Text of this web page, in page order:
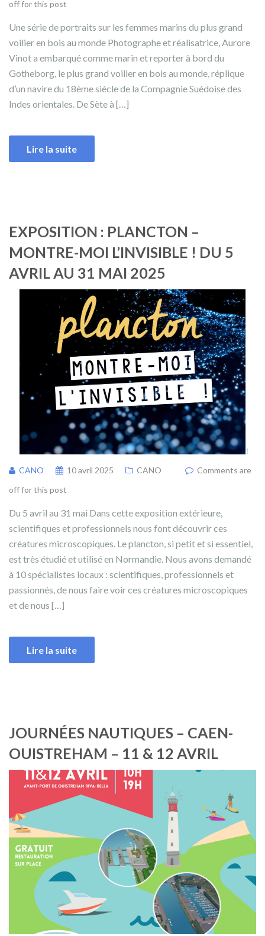
off for this post
Une série de portraits sur les femmes marins du plus grand
voilier en bois au monde Photographe et réalisatrice, Aurore
Vinot a embarqué comme marin et reporter à bord du
Gotheborg, le plus grand voilier en bois au monde, réplique
d’un navire du 18ème siècle de la Compagnie Suédoise des
Indes orientales. De Sète à […]
Lire la suite
EXPOSITION : PLANCTON –
MONTRE-MOI L’INVISIBLE ! DU 5
AVRIL AU 31 MAI 2025
CANO 10 avril 2025 CANO
Comments are
off for this post
Du 5 avril au 31 mai Dans cette exposition extérieure,
scientifiques et professionnels nous font découvrir ces
créatures microscopiques. Le plancton, si petit et si essentiel,
est très étudié et utilisé en Normandie. Nous avons demandé
à 10 spécialistes locaux : scientifiques, professionnels et
passionnés, de nous faire voir ces créatures microscopiques
et de nous […]
Lire la suite
JOURNÉES NAUTIQUES – CAEN-
OUISTREHAM – 11 & 12 AVRIL